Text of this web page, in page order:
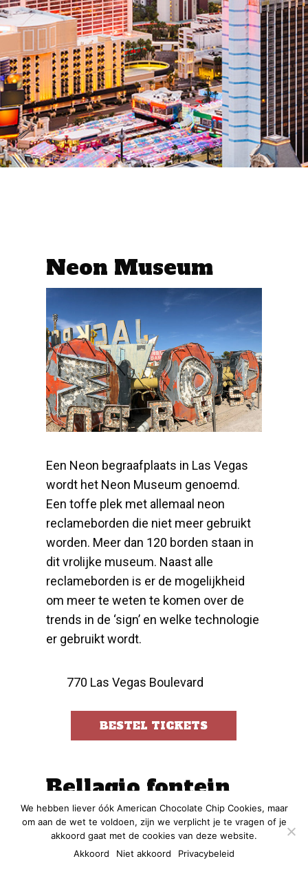
Neon Museum
Een Neon begraafplaats in Las Vegas
wordt het Neon Museum genoemd.
Een toffe plek met allemaal neon
reclameborden die niet meer gebruikt
worden. Meer dan 120 borden staan in
dit vrolijke museum. Naast alle
reclameborden is er de mogelijkheid
om meer te weten te komen over de
trends in de ‘sign’ en welke technologie
er gebruikt wordt.
770 Las Vegas Boulevard
BESTEL TICKETS
Bellagio fontein
We hebben liever óók American Chocolate Chip Cookies, maar
om aan de wet te voldoen, zijn we verplicht je te vragen of je
akkoord gaat met de cookies van deze website.
Akkoord
Niet akkoord Privacybeleid